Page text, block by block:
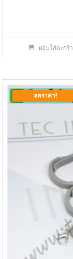
หยิบใส่ตะกร้า
ลดราคา!